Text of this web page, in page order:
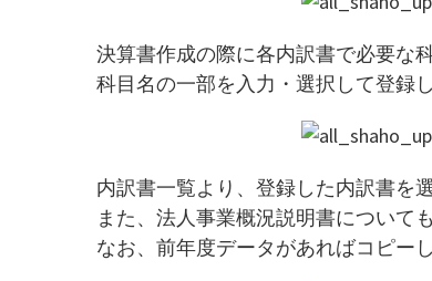
決算書作成の際に各内訳書で必要な
科目名の一部を入力・選択して登録し
内訳書一覧より、登録した内訳書を
また、法人事業概況説明書について
なお、前年度データがあればコピー